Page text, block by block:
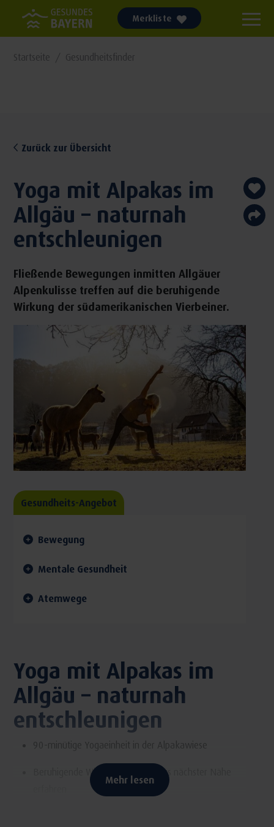
Merkliste
Startseite Gesundheitsfinder
Zurück zur Übersicht
Yoga mit Alpakas im
Allgäu – naturnah
entschleunigen
Fließende Bewegungen inmitten Allgäuer
Alpenkulisse treffen auf die beruhigende
Wirkung der südamerikanischen Vierbeiner.
Gesundheits-Angebot
Bewegung
Mentale Gesundheit
Atemwege
Yoga mit Alpakas im
Allgäu – naturnah
entschleunigen
90-minütige Yogaeinheit in der Alpakawiese
Beruhigende Wirkung der Tiere aus nächster Nähe
Mehr lesen